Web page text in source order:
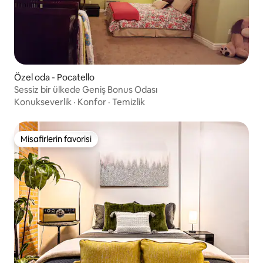
Özel oda - Pocatello
Sessiz bir ülkede Geniş Bonus Odası
Konukseverlik · Konfor · Temizlik
Misafirlerin favorisi
Misafirlerin favorisi